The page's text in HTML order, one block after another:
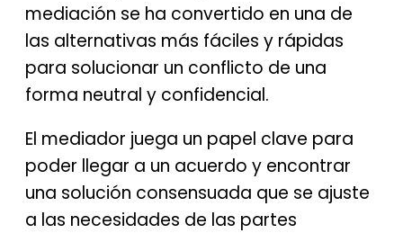
mediación se ha convertido en una de
las alternativas más fáciles y rápidas
para solucionar un conflicto de una
forma neutral y confidencial.
El mediador juega un papel clave para
poder llegar a un acuerdo y encontrar
una solución consensuada que se ajuste
a las necesidades de las partes